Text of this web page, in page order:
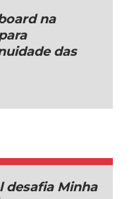
na
das
Minha